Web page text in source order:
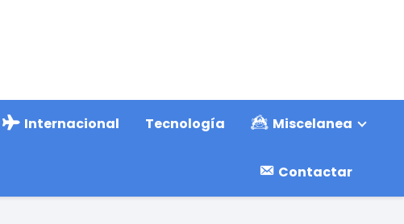
Internacional Tecnología Miscelanea
Contactar